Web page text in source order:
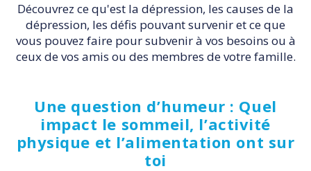
Découvrez ce qu'est la dépression, les causes de la
dépression, les défis pouvant survenir et ce que
vous pouvez faire pour subvenir à vos besoins ou à
ceux de vos amis ou des membres de votre famille.
Une question d’humeur : Quel
impact le sommeil, l’activité
physique et l’alimentation ont sur
toi